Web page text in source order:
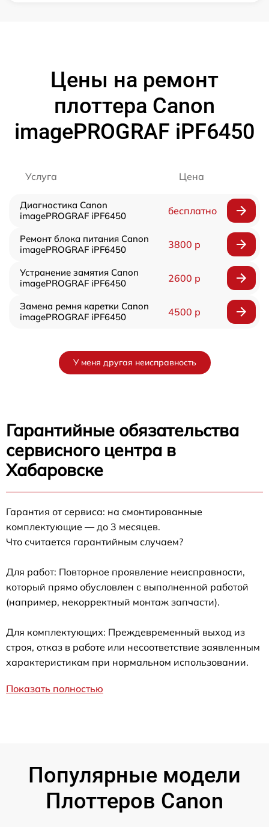
Цены на ремонт
плоттера Canon
imagePROGRAF iPF6450
Услуга Цена
Диагностика Canon
imagePROGRAF iPF6450
бесплатно
Ремонт блока питания Canon
imagePROGRAF iPF6450
3800 р
Устранение замятия Canon
imagePROGRAF iPF6450
2600 р
Замена ремня каретки Canon
imagePROGRAF iPF6450
4500 р
У меня другая неисправность
Гарантийные обязательства
сервисного центра в
Хабаровске
Гарантия от сервиса: на смонтированные
комплектующие — до 3 месяцев.
Что считается гарантийным случаем?
Для работ: Повторное проявление неисправности,
который прямо обусловлен с выполненной работой
(например, некорректный монтаж запчасти).
Для комплектующих: Преждевременный выход из
строя, отказ в работе или несоответствие заявленным
характеристикам при нормальном использовании.
Показать полностью
Популярные модели
Плоттеров Canon